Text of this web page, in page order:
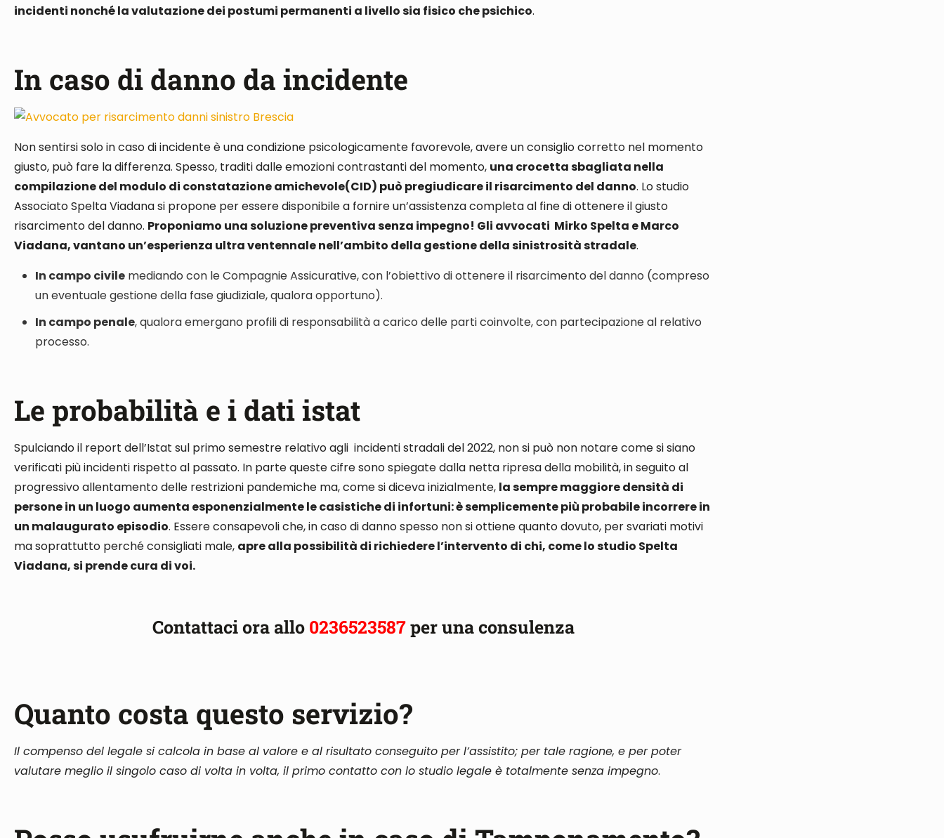
incidenti nonché la valutazione dei postumi permanenti a livello sia fisico che psichico.
In caso di danno da incidente
Non sentirsi solo in caso di incidente è una condizione psicologicamente favorevole, avere un consiglio corretto nel momento
giusto, può fare la differenza. Spesso, traditi dalle emozioni contrastanti del momento, una crocetta sbagliata nella
compilazione del modulo di constatazione amichevole(CID) può pregiudicare il risarcimento del danno. Lo studio
Associato Spelta Viadana si propone per essere disponibile a fornire un’assistenza completa al fine di ottenere il giusto
risarcimento del danno. Proponiamo una soluzione preventiva senza impegno! Gli avvocati Mirko Spelta e Marco
Viadana, vantano un’esperienza ultra ventennale nell’ambito della gestione della sinistrosità stradale.
In campo civile mediando con le Compagnie Assicurative, con l’obiettivo di ottenere il risarcimento del danno (compreso
un eventuale gestione della fase giudiziale, qualora opportuno).
In campo penale, qualora emergano profili di responsabilità a carico delle parti coinvolte, con partecipazione al relativo
processo.
Le probabilità e i dati istat
Spulciando il report dell’Istat sul primo semestre relativo agli incidenti stradali del 2022, non si può non notare come si siano
verificati più incidenti rispetto al passato. In parte queste cifre sono spiegate dalla netta ripresa della mobilità, in seguito al
progressivo allentamento delle restrizioni pandemiche ma, come si diceva inizialmente, la sempre maggiore densità di
persone in un luogo aumenta esponenzialmente le casistiche di infortuni: è semplicemente più probabile incorrere in
un malaugurato episodio. Essere consapevoli che, in caso di danno spesso non si ottiene quanto dovuto, per svariati motivi
ma soprattutto perché consigliati male, apre alla possibilità di richiedere l’intervento di chi, come lo studio Spelta
Viadana, si prende cura di voi.
Contattaci ora allo 0236523587per una consulenza
Quanto costa questo servizio?
Il compenso del legale si calcola in base al valore e al risultato conseguito per l’assistito; per tale ragione, e per poter
valutare meglio il singolo caso di volta in volta, il primo contatto con lo studio legaleè totalmente senza impegno.